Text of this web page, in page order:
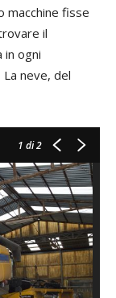
macchine fisse
il
in ogni
neve, del
1 di 2